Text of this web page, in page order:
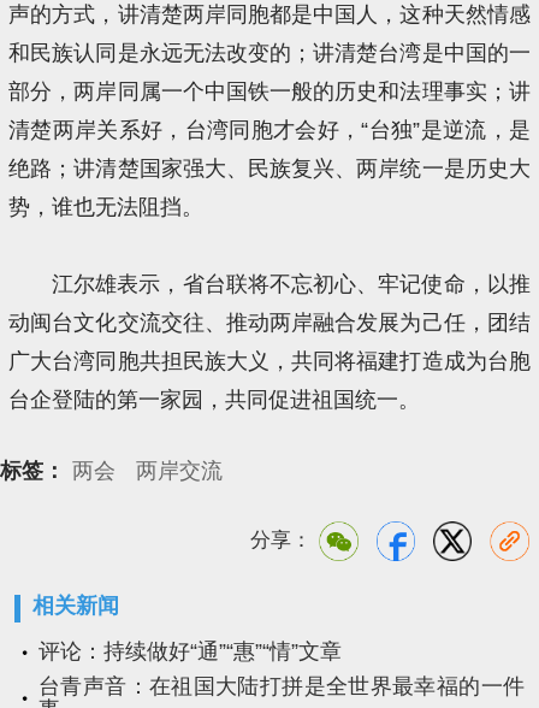
声的方式，讲清楚两岸同胞都是中国人，这种天然情感
和民族认同是永远无法改变的；讲清楚台湾是中国的一
部分，两岸同属一个中国铁一般的历史和法理事实；讲
清楚两岸关系好，台湾同胞才会好，“台独”是逆流，是
绝路；讲清楚国家强大、民族复兴、两岸统一是历史大
势，谁也无法阻挡。
江尔雄表示，省台联将不忘初心、牢记使命，以推
动闽台文化交流交往、推动两岸融合发展为己任，团结
广大台湾同胞共担民族大义，共同将福建打造成为台胞
台企登陆的第一家园，共同促进祖国统一。
标签： 两会 两岸交流
分享：
相关新闻
评论：持续做好“通”“惠”“情”文章
台青声音：在祖国大陆打拼是全世界最幸福的一件